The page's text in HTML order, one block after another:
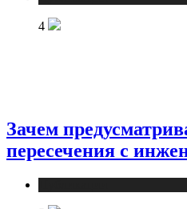
4
Зачем
пересечения с